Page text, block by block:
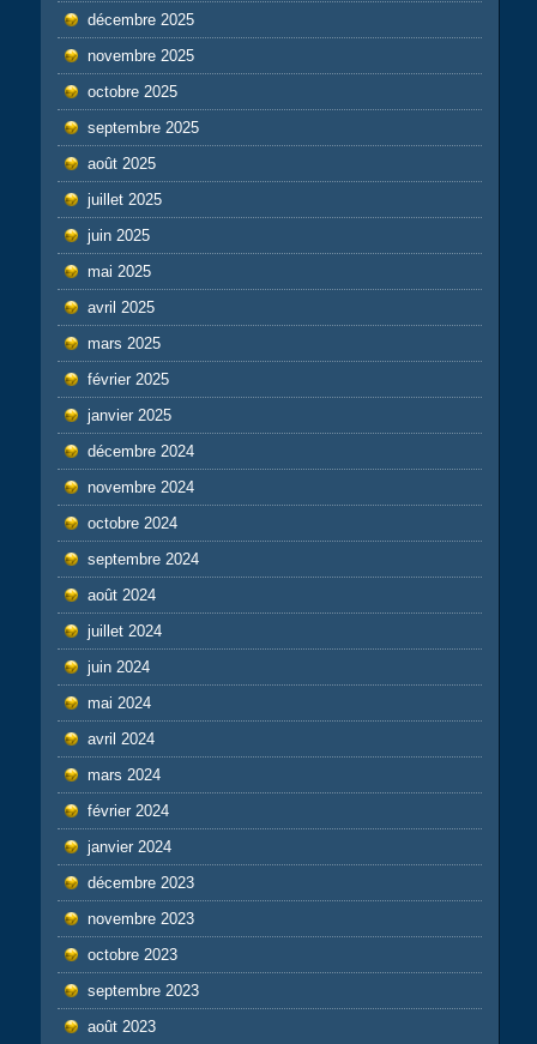
décembre 2025
novembre 2025
octobre 2025
septembre 2025
août 2025
juillet 2025
juin 2025
mai 2025
avril 2025
mars 2025
février 2025
janvier 2025
décembre 2024
novembre 2024
octobre 2024
septembre 2024
août 2024
juillet 2024
juin 2024
mai 2024
avril 2024
mars 2024
février 2024
janvier 2024
décembre 2023
novembre 2023
octobre 2023
septembre 2023
août 2023